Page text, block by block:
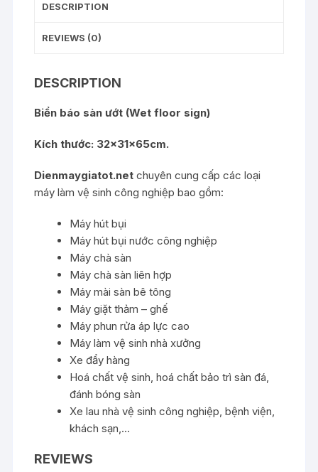
DESCRIPTION
REVIEWS (0)
DESCRIPTION
Biển báo sàn ướt (Wet floor sign)
Kích thước: 32x31x65cm.
Dienmaygiatot.net chuyên cung cấp các loại
máy làm vệ sinh công nghiệp bao gồm:
Máy hút bụi
Máy hút bụi nước công nghiệp
Máy chà sàn
Máy chà sàn liên hợp
Máy mài sàn bê tông
Máy giặt thảm – ghế
Máy phun rửa áp lực cao
Máy làm vệ sinh nhà xưởng
Xe đẩy hàng
Hoá chất vệ sinh, hoá chất bảo trì sàn đá,
đánh bóng sàn
Xe lau nhà vệ sinh công nghiệp, bệnh viện,
khách sạn,…
REVIEWS